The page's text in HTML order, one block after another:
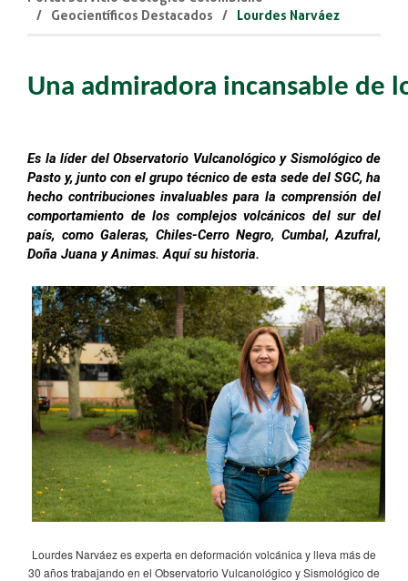
Geocientíficos Destacados
Lourdes Narváez
Una admiradora incansable de
Es la líder del Observatorio Vulcanológico y Sismológico de
Pasto y, junto con el grupo técnico de esta sede del SGC, ha
hecho contribuciones invaluables para la comprensión del
comportamiento de los complejos volcánicos del sur del
país, como Galeras, Chiles-Cerro Negro, Cumbal, Azufral,
Doña Juana y Animas. Aquí su historia.
Lourdes Narváez es experta en deformación volcánica y lleva más de
30 años trabajando en el Observatorio Vulcanológico y Sismológico de